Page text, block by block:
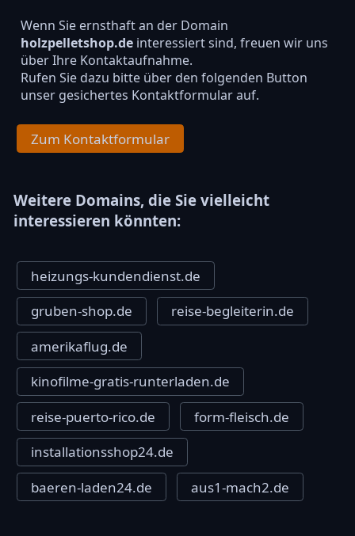
Wenn Sie ernsthaft an der Domain
holzpelletshop.deinteressiert sind, freuen wir uns
über Ihre Kontaktaufnahme.
Rufen Sie dazu bitte über den folgenden Button
unser gesichertes Kontaktformular auf.
Zum Kontaktformular
Weitere Domains, die Sie vielleicht
interessieren könnten:
heizungs-kundendienst.de
gruben-shop.de
reise-begleiterin.de
amerikaflug.de
kinofilme-gratis-runterladen.de
reise-puerto-rico.de
form-fleisch.de
installationsshop24.de
baeren-laden24.de
aus1-mach2.de